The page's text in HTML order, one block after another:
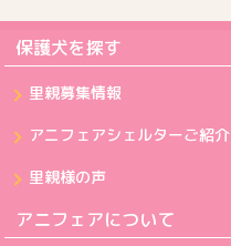
保護犬を探す
里親募集情報
アニフェアシェルターご紹介
里親様の声
アニフェアについて